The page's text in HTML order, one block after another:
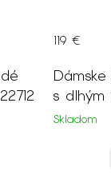
s dlhým
Skladom
119 €